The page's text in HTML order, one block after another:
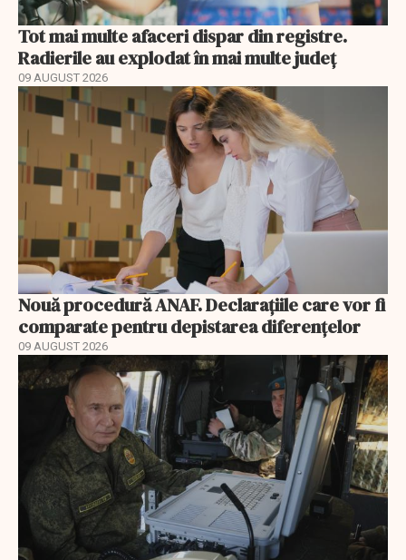
Tot mai multe afaceri dispar din registre.
Radierile au explodat în mai multe județ
09 AUGUST 2026
Nouă procedură ANAF. Declarațiile care vor fi
comparate pentru depistarea diferențelor
09 AUGUST 2026